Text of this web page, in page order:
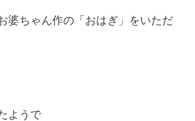
婆ちゃん作の「おはぎ」をいただ
ようで